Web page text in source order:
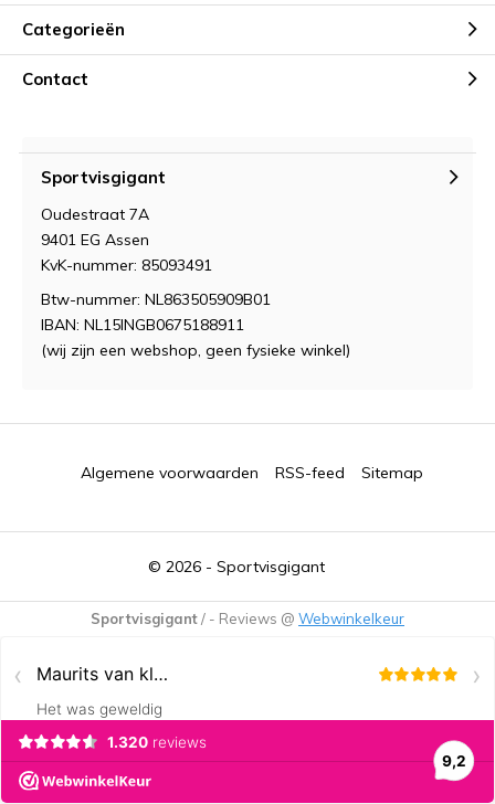
Categorieën
Contact
Sportvisgigant
Oudestraat 7A
9401 EG Assen
KvK-nummer: 85093491
Btw-nummer: NL863505909B01
IBAN: NL15INGB0675188911
(wij zijn een webshop, geen fysieke winkel)
© 2026 - Sportvisgigant
Algemene voorwaarden RSS-feed Sitemap
Sportvisgigant/ - Reviews @ Webwinkelkeur